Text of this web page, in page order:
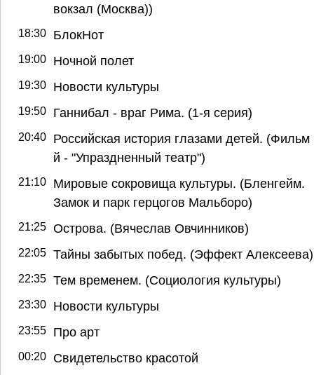
вокзал (Москва))
18:30 БлокНот
19:00 Ночной полет
19:30 Новости культуры
19:50 Ганнибал - враг Рима. (1-я серия)
20:40
Российская история глазами детей. (Фильм
й - "Упраздненный театр")
21:10
Мировые сокровища культуры. (Бленгейм.
Замок и парк герцогов Мальборо)
21:25 Острова. (Вячеслав Овчинников)
22:05 Тайны забытых побед. (Эффект Алексеева)
22:35 Тем временем. (Социология культуры)
23:30 Новости культуры
23:55 Про арт
00:20 Свидетельство красотой